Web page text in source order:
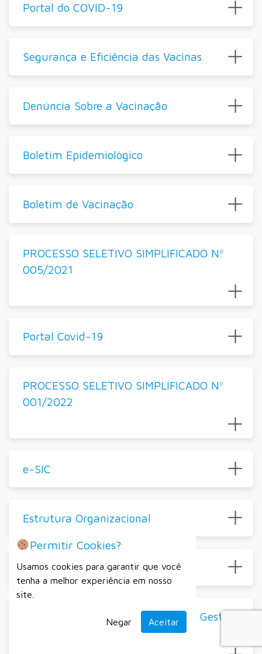
Portal do COVID-19
Segurança e Eficiência das Vacinas
Denúncia Sobre a Vacinação
Boletim Epidemiológico
Boletim de Vacinação
PROCESSO SELETIVO SIMPLIFICADO Nº
005/2021
Portal Covid-19
PROCESSO SELETIVO SIMPLIFICADO Nº
001/2022
e-SIC
Estrutura Organizacional
Transparência COVID-19
Prestação de Contas (Relatório de Gestão
Permitir Cookies?
Usamos cookies para garantir que você
tenha a melhor experiência em nosso
site.
Negar Aceitar